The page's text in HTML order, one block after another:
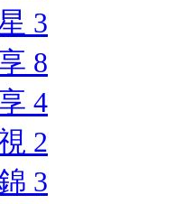
3
8
4
2
3